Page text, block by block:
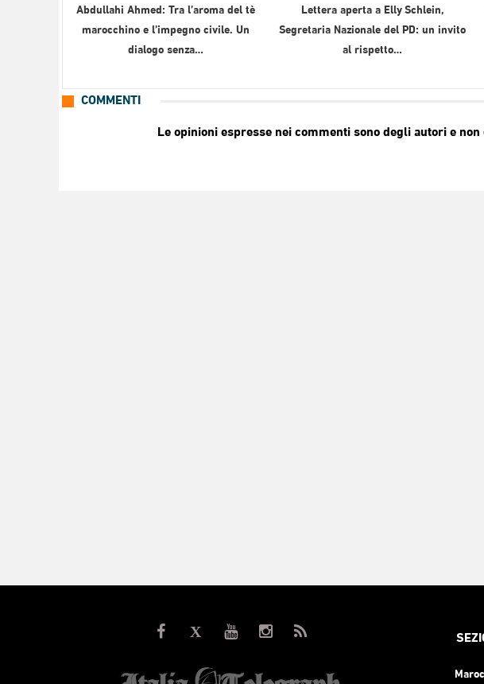
Abdullahi Ahmed: Tra l’aroma del tè
marocchino e l’impegno civile. Un
dialogo senza…
Lettera aperta a Elly Schlein,
Segretaria Nazionale del PD: un invito
al rispetto…
COMMENTI
Le opinioni espresse nei commenti sono degli autori e